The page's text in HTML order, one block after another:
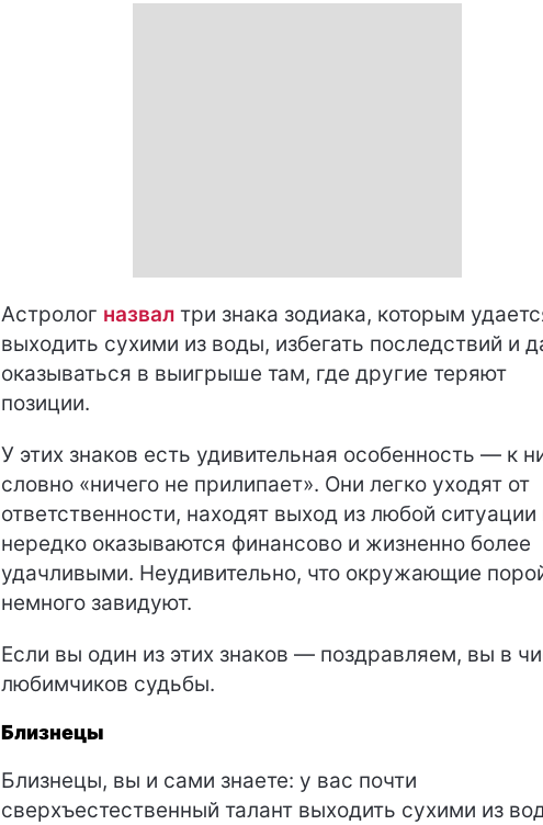
Астролог назвал три знака зодиака, которым
выходить сухими из воды, избегать последствий и
оказываться в выигрыше там, где другие теряют
позиции.
У этих знаков есть удивительная особенность — к
словно «ничего не прилипает». Они легко уходят от
ответственности, находят выход из любой ситуации
нередко оказываются финансово и жизненно более
удачливыми. Неудивительно, что окружающие
немного завидуют.
Если вы один из этих знаков — поздравляем, вы в
любимчиков судьбы.
Близнецы
Близнецы, вы и сами знаете: у вас почти
сверхъестественный талант выходить сухими из